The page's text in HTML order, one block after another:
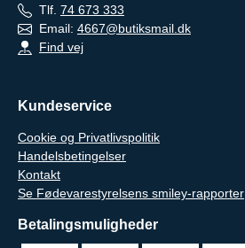
Tlf. 74 673 333
Email: 4667@butiksmail.dk
Find vej
Kundeservice
Cookie og Privatlivspolitik
Handelsbetingelser
Kontakt
Se Fødevarestyrelsens smiley-rapporter
Betalingsmuligheder